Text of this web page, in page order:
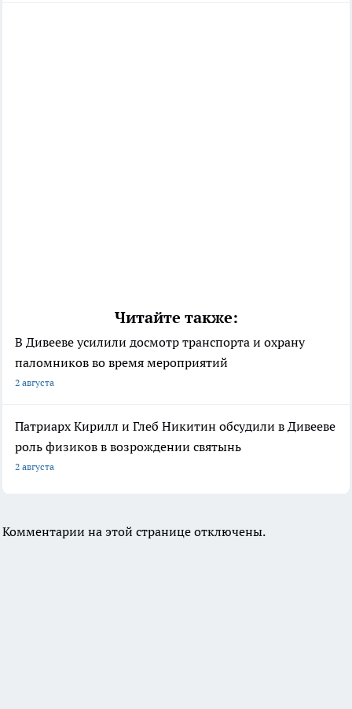
Читайте также:
В Дивееве усилили досмотр транспорта и охрану
паломников во время мероприятий
2 августа
Патриарх Кирилл и Глеб Никитин обсудили в Дивееве
роль физиков в возрождении святынь
2 августа
Комментарии на этой странице отключены.